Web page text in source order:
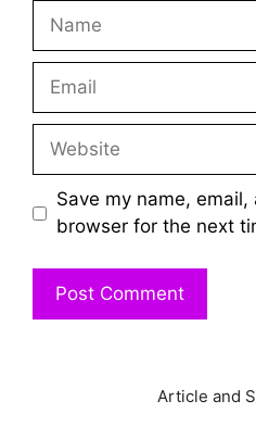
Name
Email
Website
Save my name,
browser for the next
Article and